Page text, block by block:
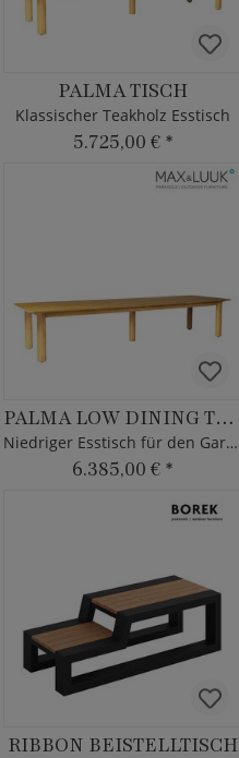
PALMA TISCH
Klassischer Teakholz Esstisch
5.725,00 € *
PALMA LOW DINING TABLE
Niedriger Esstisch für den Garten
6.385,00 € *
RIBBON BEISTELLTISCH